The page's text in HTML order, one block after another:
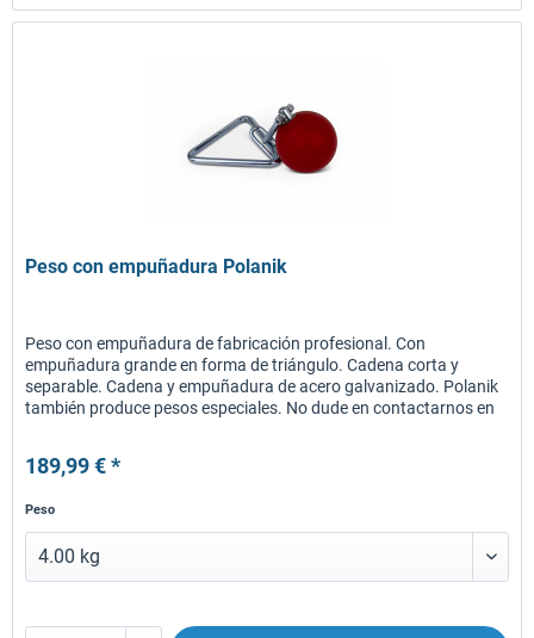
Peso con empuñadura Polanik
Peso con empuñadura de fabricación profesional. Con
empuñadura grande en forma de triángulo. Cadena corta y
separable. Cadena y empuñadura de acero galvanizado. Polanik
también produce pesos especiales. No dude en contactarnos en
189,99 € *
Peso